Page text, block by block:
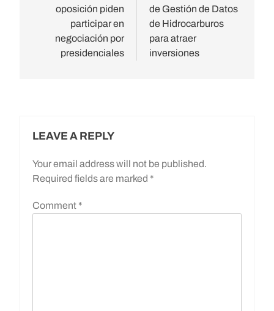
oposición piden
participar en
negociación por
presidenciales
de Gestión de Datos
de Hidrocarburos
para atraer
inversiones
LEAVE A REPLY
Your email address will not be published.
Required fields are marked *
Comment *